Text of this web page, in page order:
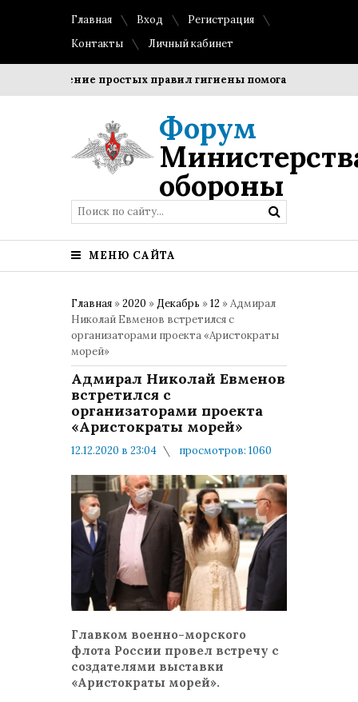
Главная Вход
Регистрация
Контакты
Личный кабинет
Соблюдение простых правил гигиены помогает сохранить
Форум
обороны
МЕНЮ САЙТА
Главная »2020 »Декабрь »12 » Адмирал
Николай Евменов встретился с
организаторами проекта «Аристократы
морей»
Адмирал Николай Евменов
встретился с
организаторами проекта
«Аристократы морей»
12.12.2020 в 23:04
просмотров: 1060
Главком военно-морского
флота России провел встречу с
создателями выставки
«Аристократы морей».